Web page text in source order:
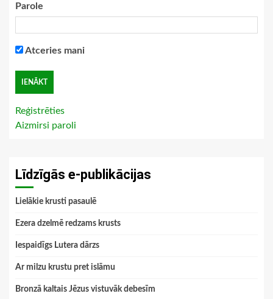
Parole
Atceries mani
Reģistrēties
Aizmirsi paroli
Līdzīgās e-publikācijas
Lielākie krusti pasaulē
Ezera dzelmē redzams krusts
Iespaidīgs Lutera dārzs
Ar milzu krustu pret islāmu
Bronzā kaltais Jēzus vistuvāk debesīm